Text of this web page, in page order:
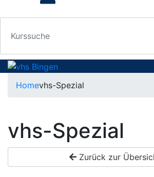
Homevhs-Spezial
vhs-Spezial
Zurück zur